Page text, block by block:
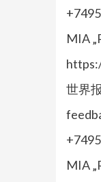
MIA
世界
MIA